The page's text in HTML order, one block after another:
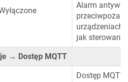
Alarm
urządzeniach
jak
→ Dostęp MQTT
Dostęp